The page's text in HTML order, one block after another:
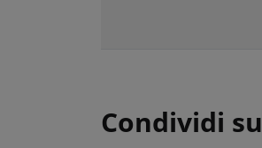
Condividi su